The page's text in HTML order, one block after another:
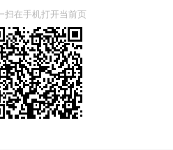
扫在手机打开当前页